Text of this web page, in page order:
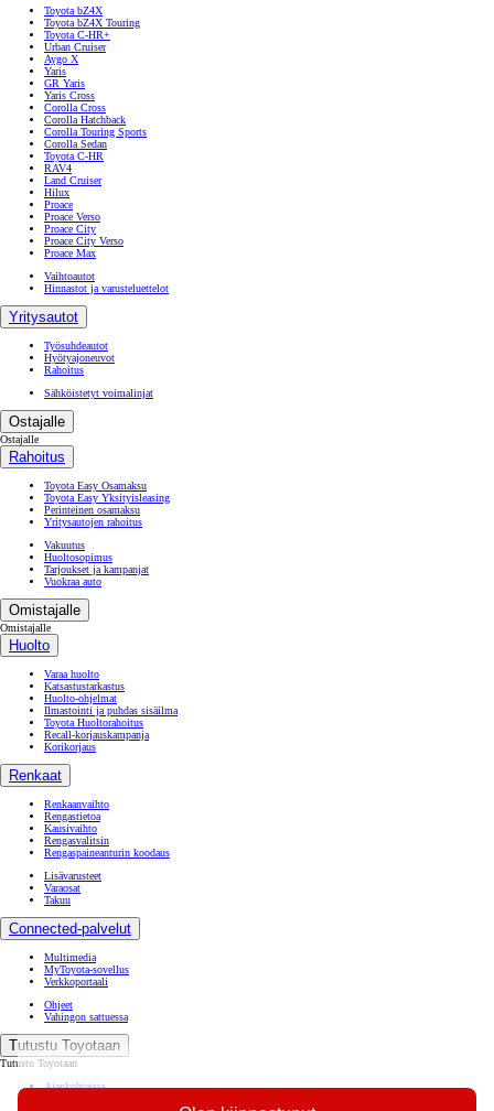
Toyota bZ4X
Toyota bZ4X Touring
Toyota C-HR+
Urban Cruiser
Aygo X
Yaris
GR Yaris
Yaris Cross
Corolla Cross
Corolla Hatchback
Corolla Touring Sports
Corolla Sedan
Toyota C-HR
RAV4
Land Cruiser
Hilux
Proace
Proace Verso
Proace City
Proace City Verso
Proace Max
Vaihtoautot
Hinnastot ja varusteluettelot
Yritysautot
Työsuhdeautot
Hyötyajoneuvot
Rahoitus
Sähköistetyt voimalinjat
Ostajalle
Ostajalle
Rahoitus
Toyota Easy Osamaksu
Toyota Easy Yksityisleasing
Perinteinen osamaksu
Yritysautojen rahoitus
Vakuutus
Huoltosopimus
Tarjoukset ja kampanjat
Vuokraa auto
Omistajalle
Omistajalle
Huolto
Varaa huolto
Katsastustarkastus
Huolto-ohjelmat
Ilmastointi ja puhdas sisäilma
Toyota Huoltorahoitus
Recall-korjauskampanja
Korikorjaus
Renkaat
Renkaanvaihto
Rengastietoa
Kausivaihto
Rengasvalitsin
Rengaspaineanturin koodaus
Lisävarusteet
Varaosat
Takuu
Connected-palvelut
Multimedia
MyToyota-sovellus
Verkkoportaali
Ohjeet
Vahingon sattuessa
Tutustu Toyotaan
Tutustu Toyotaan
Ajankohtaista